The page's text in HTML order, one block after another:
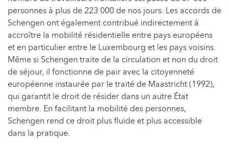
personnes à plus de 223 000 de nos jours. Les accords de
Schengen ont également contribué indirectement à
accroître la mobilité résidentielle entre pays européens
et en particulier entre le Luxembourg et les pays voisins.
Même si Schengen traite de la circulation et non du droit
de séjour, il fonctionne de pair avec la citoyenneté
européenne instaurée par le traité de Maastricht (1992),
qui garantit le droit de résider dans un autre État
membre. En facilitant la mobilité des personnes,
Schengen rend ce droit plus fluide et plus accessible
dans la pratique.